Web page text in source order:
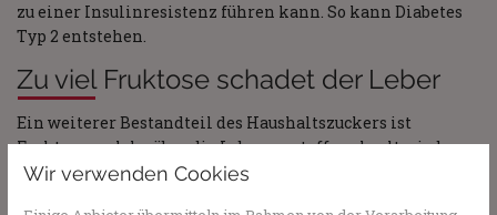
zu einer Insulinresistenz führen kann. So kann Diabetes
Typ 2 entstehen.
Zu viel Fruktose schadet der Leber
Ein weiterer Bestandteil des Haushaltszuckers ist
Fruktose, welche über die Leber verstoffwechselt wird.
Gerät zu viel Fruktose in die Leber, wandelt das Organ den
Wir verwenden Cookies